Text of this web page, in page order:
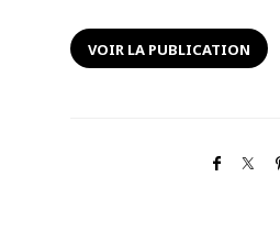
VOIR LA PUBLICATION